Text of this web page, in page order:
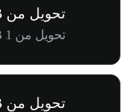
تحويل من AXTIB إلى USD
تحويل من 1 AXTIB إلى $77.63
تحويل من SOXSB إلى USD